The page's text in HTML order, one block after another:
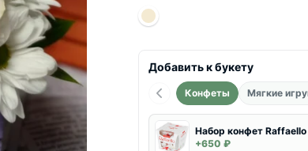
Добавить к букету
Конфеты Мягкие
Набор конфет Raffaello
+650 ₽